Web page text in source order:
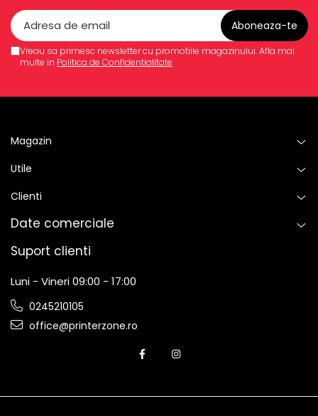
Vreau sa primesc newsletter cu promotiile magazinului. Afla mai
multe in Politica de Confidentialitate
Magazin
Utile
Clienti
Date comerciale
Suport clienti
Luni - Vineri 09:00 - 17:00
0245210105
office@printerzone.ro